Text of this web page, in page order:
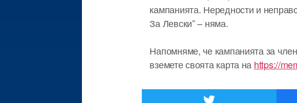
кампанията. Нередности и
За Левски” – няма.
Напомняме, че кампанията за
вземете своята карта на https://